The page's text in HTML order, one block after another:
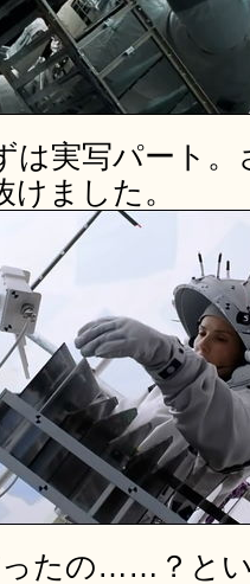
は実写パート
ました。
ったの……？と